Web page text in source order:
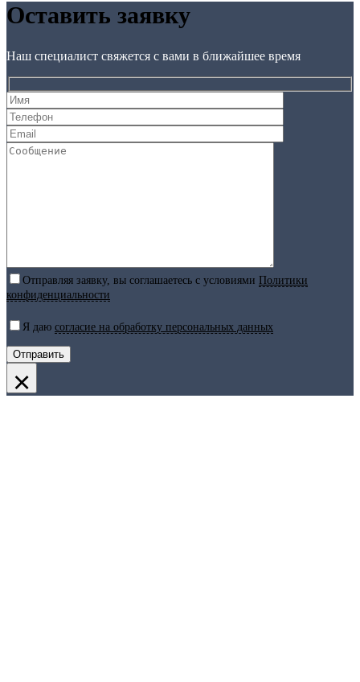
Оставить заявку
Наш специалист свяжется с вами в ближайшее время
Отправляя заявку, вы соглашаетесь с условиями Политики
конфиденциальности
Я даю согласие на обработку персональных данных
×